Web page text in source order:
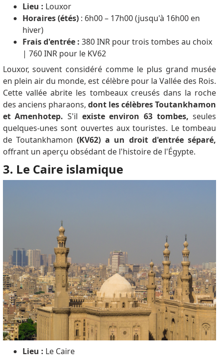
Lieu : Louxor
Horaires (étés): 6h00 – 17h00 (jusqu'à 16h00 en
hiver)
Frais d'entrée : 380 INR pour trois tombes au choix
| 760 INR pour le KV62
Louxor, souvent considéré comme le plus grand musée
en plein air du monde, est célèbre pour la Vallée des Rois.
Cette vallée abrite les tombeaux creusés dans la roche
des anciens pharaons, dont les célèbres Toutankhamon
et Amenhotep.S'il existe environ 63 tombes, seules
quelques-unes sont ouvertes aux touristes. Le tombeau
de Toutankhamon(KV62) a un droit d'entrée séparé,
offrant un aperçu obsédant de l'histoire de l'Égypte.
3. Le Caire islamique
Lieu : Le Caire